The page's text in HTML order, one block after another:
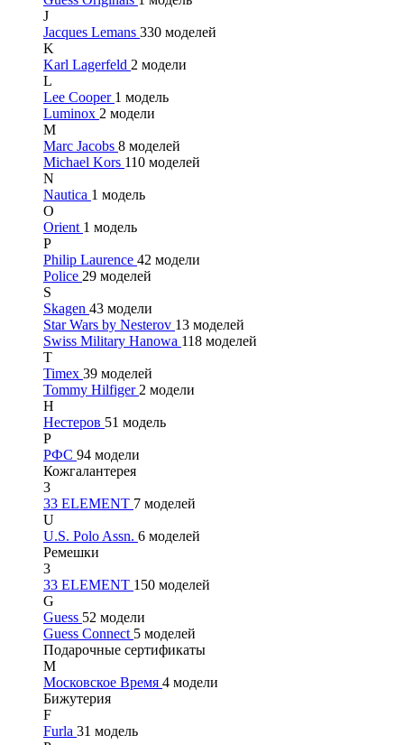
J
Jacques Lemans 330 моделей
K
Karl Lagerfeld 2 модели
L
Lee Cooper 1 модель
Luminox 2 модели
M
Marc Jacobs 8 моделей
Michael Kors 110 моделей
N
Nautica 1 модель
O
Orient 1 модель
P
Philip Laurence 42 модели
Police 29 моделей
S
Skagen 43 модели
Star Wars by Nesterov 13 моделей
Swiss Military Hanowa 118 моделей
T
Timex 39 моделей
Tommy Hilfiger 2 модели
Н
Нестеров 51 модель
Р
РФС 94 модели
Кожгалантерея
3
33 ELEMENT 7 моделей
U
U.S. Polo Assn. 6 моделей
Ремешки
3
33 ELEMENT 150 моделей
G
Guess 52 модели
Guess Connect 5 моделей
Подарочные сертификаты
М
Московское Время 4 модели
Бижутерия
F
Furla 31 модель